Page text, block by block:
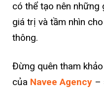
có thể tạo nên những
giá trị và tầm nhìn
thông.
Đừng quên tham
của Navee Agency –